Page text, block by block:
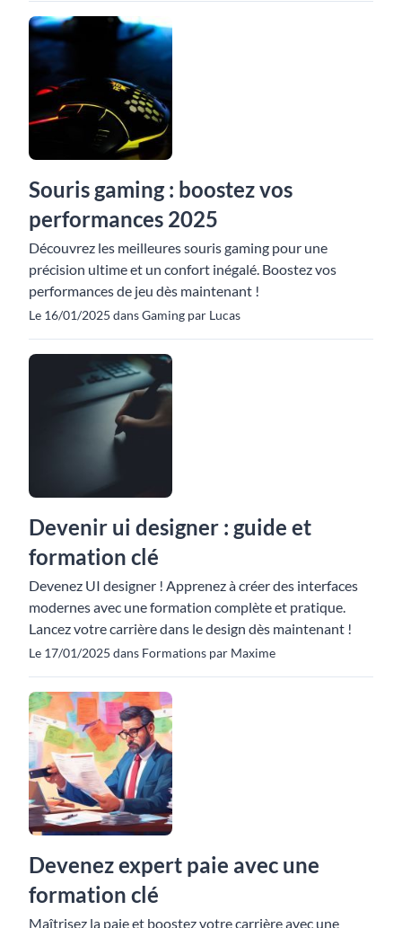
Souris gaming : boostez vos
performances 2025
Découvrez les meilleures souris gaming pour une
précision ultime et un confort inégalé. Boostez vos
performances de jeu dès maintenant !
Le 16/01/2025 dans Gaming par Lucas
Devenir ui designer : guide et
formation clé
Devenez UI designer ! Apprenez à créer des interfaces
modernes avec une formation complète et pratique.
Lancez votre carrière dans le design dès maintenant !
Le 17/01/2025 dans Formations par Maxime
Devenez expert paie avec une
formation clé
Maîtrisez la paie et boostez votre carrière avec une